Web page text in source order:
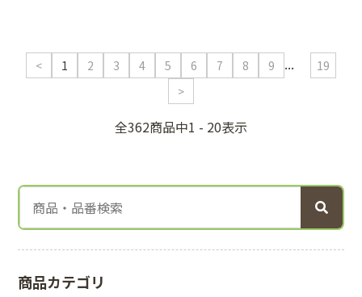
< 1 2 3 4 5 6 7 8 9 ...
19
>
全362商品中1 - 20表示
商品カテゴリ